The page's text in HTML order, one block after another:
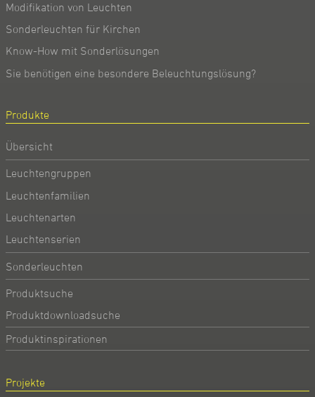
Modifikation von Leuchten
Sonderleuchten für Kirchen
Know-How mit Sonderlösungen
Sie benötigen eine besondere Beleuchtungslösung?
Produkte
Übersicht
Leuchtengruppen
Leuchtenfamilien
Leuchtenarten
Leuchtenserien
Sonderleuchten
Produktsuche
Produktdownloadsuche
Produktinspirationen
Projekte